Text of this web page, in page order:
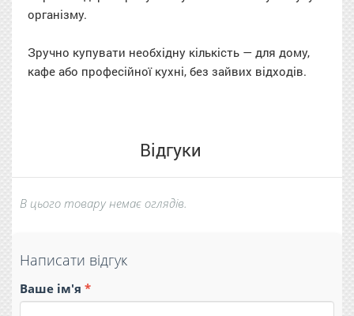
організму.
Зручно купувати необхідну кількість — для дому,
кафе або професійної кухні, без зайвих відходів.
Відгуки
В цього товару немає оглядів.
Написати відгук
Ваше ім'я